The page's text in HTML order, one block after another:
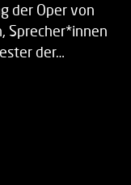
der Oper von
Sprecher*innen
der…